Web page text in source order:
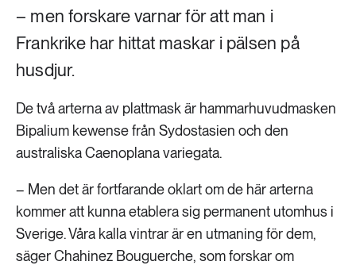
– men forskare varnar för att man i
Frankrike har hittat maskar i pälsen på
husdjur.
De två arterna av plattmask är hammarhuvudmasken
Bipalium kewense från Sydostasien och den
australiska Caenoplana variegata.
– Men det är fortfarande oklart om de här arterna
kommer att kunna etablera sig permanent utomhus i
Sverige. Våra kalla vintrar är en utmaning för dem,
säger Chahinez Bouguerche, som forskar om